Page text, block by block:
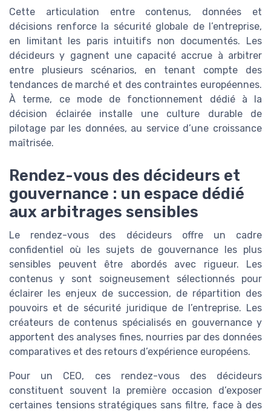
Cette articulation entre contenus, données et
décisions renforce la sécurité globale de l’entreprise,
en limitant les paris intuitifs non documentés. Les
décideurs y gagnent une capacité accrue à arbitrer
entre plusieurs scénarios, en tenant compte des
tendances de marché et des contraintes européennes.
À terme, ce mode de fonctionnement dédié à la
décision éclairée installe une culture durable de
pilotage par les données, au service d’une croissance
maîtrisée.
Rendez-vous des décideurs et
gouvernance : un espace dédié
aux arbitrages sensibles
Le rendez-vous des décideurs offre un cadre
confidentiel où les sujets de gouvernance les plus
sensibles peuvent être abordés avec rigueur. Les
contenus y sont soigneusement sélectionnés pour
éclairer les enjeux de succession, de répartition des
pouvoirs et de sécurité juridique de l’entreprise. Les
créateurs de contenus spécialisés en gouvernance y
apportent des analyses fines, nourries par des données
comparatives et des retours d’expérience européens.
Pour un CEO, ces rendez-vous des décideurs
constituent souvent la première occasion d’exposer
certaines tensions stratégiques sans filtre, face à des